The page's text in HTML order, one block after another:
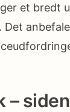
et bredt
– siden